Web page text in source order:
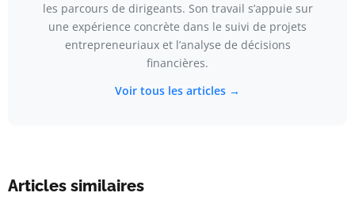
les parcours de dirigeants. Son travail s’appuie sur
une expérience concrète dans le suivi de projets
entrepreneuriaux et l’analyse de décisions
financières.
Voir tous les articles →
Articles similaires